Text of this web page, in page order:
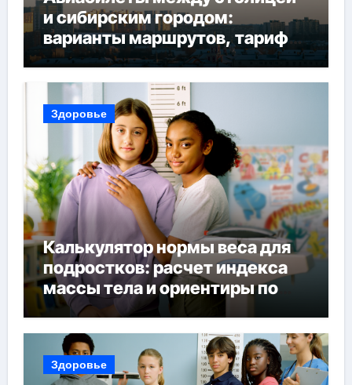
и сибирским городом:
варианты маршрутов, тарифы
и советы по планированию
поездки
Здоровье
Калькулятор нормы веса для
подростков: расчет индекса
массы тела и ориентиры по
возрасту, росту и полу
Здоровье